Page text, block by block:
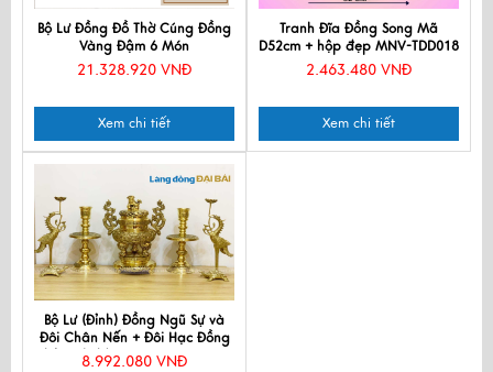
Bộ Lư Đồng Đồ Thờ Cúng Đồng
Vàng Đậm 6 Món
21.328.920 VNĐ
Xem chi tiết
Tranh Đĩa Đồng Song Mã
D52cm + hộp đẹp MNV-TDD018
2.463.480 VNĐ
Xem chi tiết
Bộ Lư (Đỉnh) Đồng Ngũ Sự và
Đôi Chân Nến + Đôi Hạc Đồng
Nhỏ - Bộ thờ cúng MNV-DD21-1
8.992.080 VNĐ